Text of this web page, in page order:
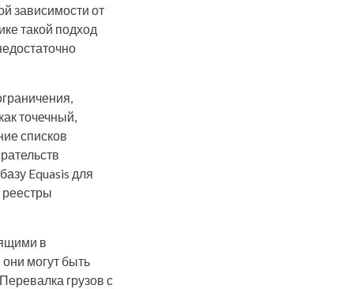
зависимости от
такой подход
точечный,
списков
Equasis для
реестры
в
могут быть
грузов с